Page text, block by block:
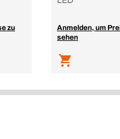
zu
Anmelden, um
sehen